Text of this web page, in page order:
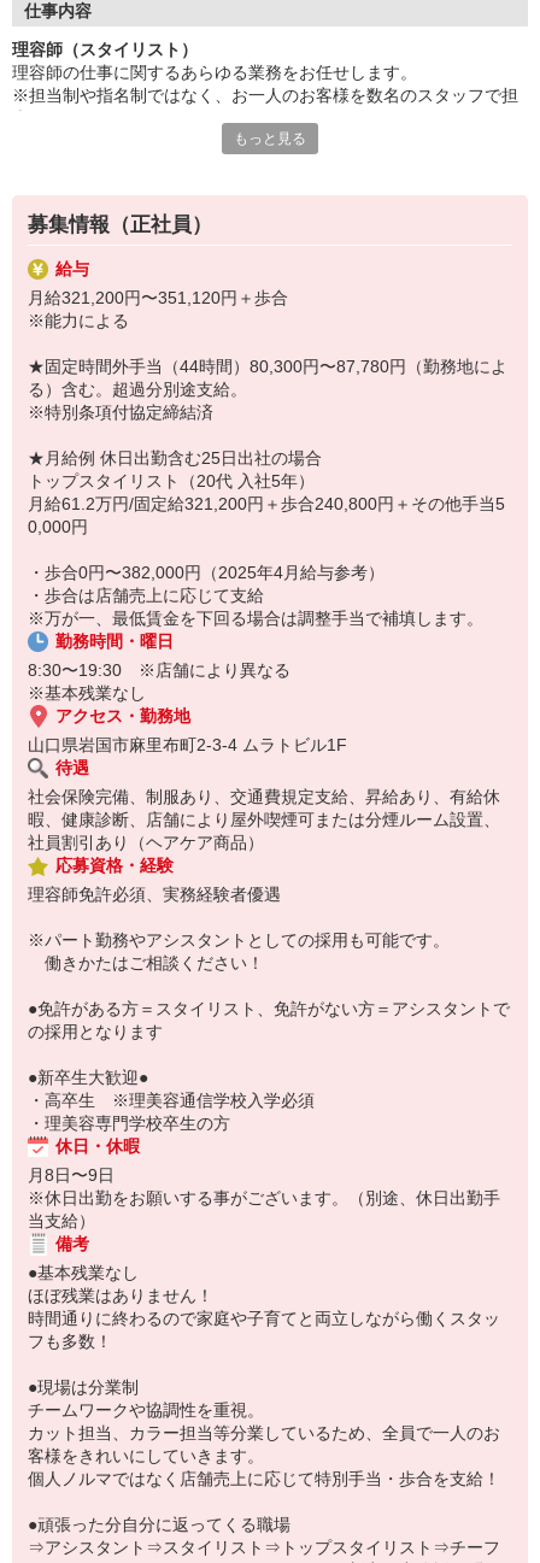
ご来店から一連の流れを追える
確認や復習に活用していただけますので
安心してご応募ください。
●業界最高水準の給与！
●店舗目標制で個人ノルマナシ♪
●店舗売上に応じて特別手当・歩合を支給♪
●予約制ではないため、お子様から高齢の方まで幅広いお客様の
対応が出来ます！
●たくさんの経験を積めるからスキルUPが可能☆
●プラージュは理容店・美容店両形態を運営する企業なので、理
容師から美容師に、美容師から理容師へ、転向可能。
詳しくは備考欄にも記載あり★
仕事内容
理容師（スタイリスト）
理容師の仕事に関するあらゆる業務をお任せします。
※担当制や指名制ではなく、お一人のお客様を数名のスタッフで担
をご用意。
店舗共通の業務の一連の流れ（入店から退店の流れ）、シャンプー
の仕方、育毛スパの仕方など、プラージュの理容師用に作成した独
自のオペレーションマニュアルで、研修後の復習にも使って頂けま
す。
実務に就いてからの振り返りにも◎
★☆★人気のクリッパーズカット技術を学べます★☆★
クリッパーズカット技術とは…
位のヘアスタイルの形成等）をバリカンを使用して行うカットの事
です。
さっと出来る簡単な作業に見えますが、見た目以上に高度な技術が
必要で、スキルアップにも繋がります。
ぞれのメリットを活かし、ヘアスタイルのご提案の幅も広がります
よ。
もっと見る
募集情報（正社員）
給与
月給321,200円〜351,120円＋歩合
※能力による
★固定時間外手当（44時間）80,300円〜87,780円（勤務地によ
る）含む。超過分別途支給。
※特別条項付協定締結済
★月給例 休日出勤含む25日出社の場合
トップスタイリスト（20代 入社5年）
月給61.2万円/固定給321,200円＋歩合240,800円＋その他手当5
0,000円
・歩合0円〜382,000円（2025年4月給与参考）
・歩合は店舗売上に応じて支給
※万が一、最低賃金を下回る場合は調整手当で補填します。
勤務時間・曜日
8:30〜19:30 ※店舗により異なる
※基本残業なし
アクセス・勤務地
山口県岩国市麻里布町2-3-4 ムラトビル1F
待遇
社会保険完備、制服あり、交通費規定支給、昇給あり、有給休
暇、健康診断、店舗により屋外喫煙可または分煙ルーム設置、
社員割引あり（ヘアケア商品）
応募資格・経験
理容師免許必須、実務経験者優遇
※パート勤務やアシスタントとしての採用も可能です。
働きかたはご相談ください！
●免許がある方＝スタイリスト、免許がない方＝アシスタントで
の採用となります
●新卒生大歓迎●
・高卒生 ※理美容通信学校入学必須
・理美容専門学校卒生の方
休日・休暇
月8日〜9日
※休日出勤をお願いする事がございます。（別途、休日出勤手
当支給）
備考
●基本残業なし
ほぼ残業はありません！
時間通りに終わるので家庭や子育てと両立しながら働くスタッ
フも多数！
●現場は分業制
チームワークや協調性を重視。
カット担当、カラー担当等分業しているため、全員で一人のお
客様をきれいにしていきます。
個人ノルマではなく店舗売上に応じて特別手当・歩合を支給！
●頑張った分自分に返ってくる職場
⇒アシスタント⇒スタイリスト⇒トップスタイリスト⇒チーフ